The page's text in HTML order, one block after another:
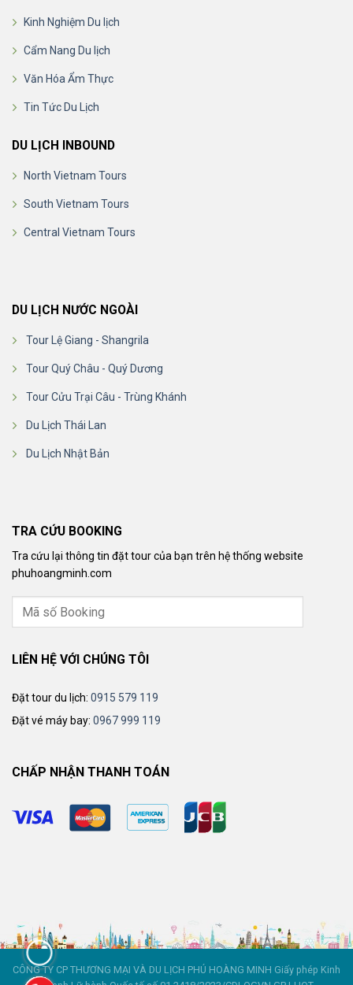
Kinh Nghiệm Du lịch
Cẩm Nang Du lịch
Văn Hóa Ẩm Thực
Tin Tức Du Lịch
DU LỊCH INBOUND
North Vietnam Tours
South Vietnam Tours
Central Vietnam Tours
DU LỊCH NƯỚC NGOÀI
Tour Lệ Giang - Shangrila
Tour Quý Châu - Quý Dương
Tour Cửu Trại Câu - Trùng Khánh
Du Lịch Thái Lan
Du Lịch Nhật Bản
TRA CỨU BOOKING
Tra cứu lại thông tin đặt tour của bạn trên hệ thống website
phuhoangminh.com
LIÊN HỆ VỚI CHÚNG TÔI
Đặt tour du lịch: 0915 579 119
Đặt vé máy bay: 0967 999 119
CHẤP NHẬN THANH TOÁN
CÔNG TY CP THƯƠNG MẠI VÀ DU LỊCH PHÚ HOÀNG MINH Giấy phép Kinh